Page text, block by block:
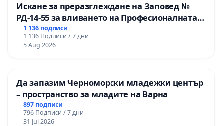
Искане за преразглеждане на Заповед №
РД-14-55 за вливането на Професионалната
гимназия по промишлени технологии в
Професионалната гимназия по икономика и
мениджмънт – гр. Пазарджик
1 136 подписи
1 136 Подписи / 7 дни
5 Aug 2026
Да запазим Черноморски младежки център
– пространство за младите на Варна
897 подписи
796 Подписи / 7 дни
31 Jul 2026